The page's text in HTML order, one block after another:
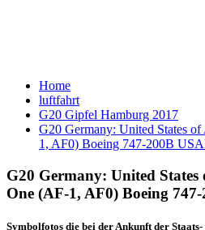
Home
luftfahrt
G20 Gipfel Hamburg 2017
G20 Germany: United States
1, AF0) Boeing 747-200B
G20 Germany: United
One (AF-1, AF0) Boeing
Symbolfotos die bei der Ankunft der